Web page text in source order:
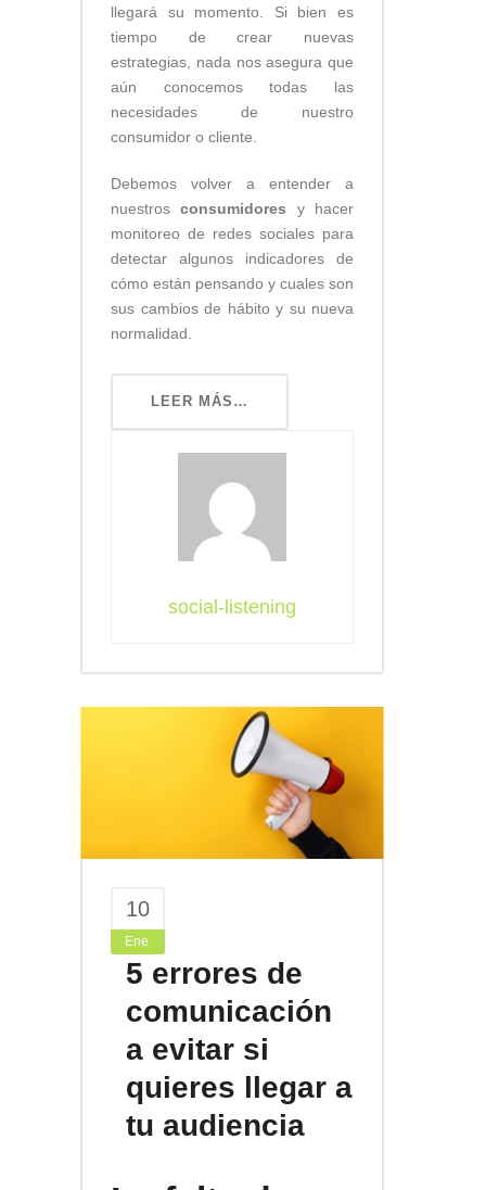
llegará su momento. Si bien es
tiempo de crear nuevas
estrategias, nada nos asegura que
aún conocemos todas las
necesidades de nuestro
consumidor o cliente.
Debemos volver a entender a
nuestrosconsumidores y hacer
monitoreo de redes sociales para
detectar algunos indicadores de
cómo están pensando y cuales son
sus cambios de hábito y su nueva
normalidad.
LEER MÁS…
social-listening
10
Ene
5 errores de
comunicación
a evitar si
quieres llegar a
tu audiencia